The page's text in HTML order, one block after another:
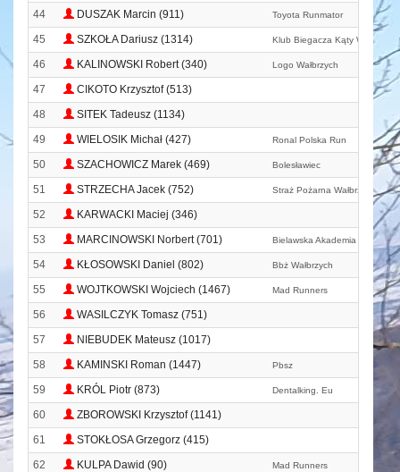
44 DUSZAK Marcin (911) Toyota Runmator
45 SZKOŁA Dariusz (1314) Klub Biegacza Kąty
46 KALINOWSKI Robert (340) Logo Wałbrzych
47
CIKOTO Krzysztof (513)
48
SITEK Tadeusz (1134)
49
WIELOSIK Michał (427) Ronal Polska Run
50 SZACHOWICZ Marek (469) Bolesławiec
51 STRZECHA Jacek (752) Straż Pożarna Wałbrzych
52
KARWACKI Maciej (346)
53
MARCINOWSKI Norbert (701) Bielawska Akademia Biegania
54 KŁOSOWSKI Daniel (802) Bbż Wałbrzych
55 WOJTKOWSKI Wojciech (1467) Mad Runners
56
WASILCZYK Tomasz (751)
57
NIEBUDEK Mateusz (1017)
58
KAMINSKI Roman (1447) Pbsz
59 KRÓL Piotr (873) Dentalking. Eu
60
ZBOROWSKI Krzysztof (1141)
61
STOKŁOSA Grzegorz (415)
62
KULPA Dawid (90) Mad Runners